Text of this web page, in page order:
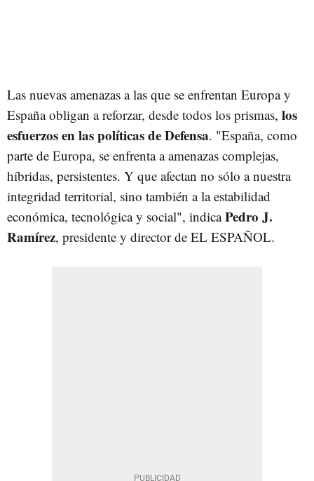
Las nuevas amenazas a las que se enfrentan Europa y
España obligan a reforzar, desde todos los prismas, los
esfuerzos en las políticas de Defensa. "España, como
parte de Europa, se enfrenta a amenazas complejas,
híbridas, persistentes. Y que afectan no sólo a nuestra
integridad territorial, sino también a la estabilidad
económica, tecnológica y social", indicaPedro J.
Ramírez, presidente y director de EL ESPAÑOL.